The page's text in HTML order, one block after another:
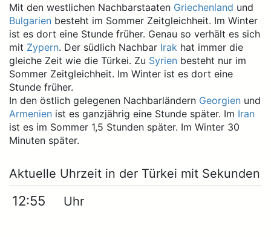
Mit den westlichen Nachbarstaaten Griechenland und
Bulgarien besteht im Sommer Zeitgleichheit. Im Winter
ist es dort eine Stunde früher. Genau so verhält es sich
mit Zypern. Der südlich Nachbar Irak hat immer die
gleiche Zeit wie die Türkei. Zu Syrien besteht nur im
Sommer Zeitgleichheit. Im Winter ist es dort eine
Stunde früher.
In den östlich gelegenen Nachbarländern Georgien und
Armenien ist es ganzjährig eine Stunde später. Im Iran
ist es im Sommer 1,5 Stunden später. Im Winter 30
Minuten später.
Aktuelle Uhrzeit in der Türkei mit Sekunden
12:55 Uhr